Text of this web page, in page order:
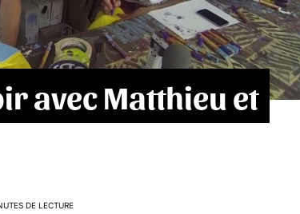
avec Matthieu et
DE LECTURE